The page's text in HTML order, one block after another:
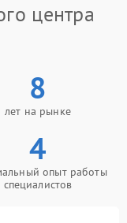
центра
8
лет на рынке
4
опыт работы
специалистов